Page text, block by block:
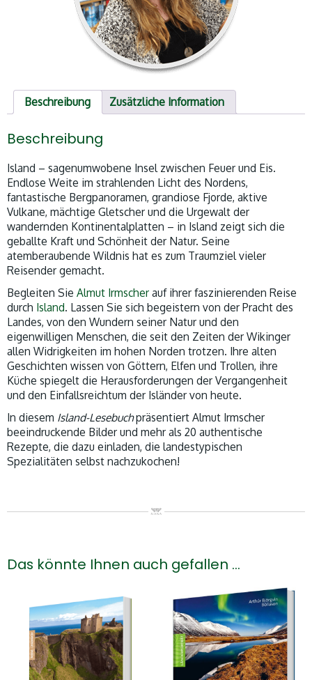
Beschreibung Zusätzliche Information
Beschreibung
Island – sagenumwobene Insel zwischen Feuer und Eis.
Endlose Weite im strahlenden Licht des Nordens,
fantastische Bergpanoramen, grandiose Fjorde, aktive
Vulkane, mächtige Gletscher und die Urgewalt der
wandernden Kontinentalplatten – in Island zeigt sich die
geballte Kraft und Schönheit der Natur. Seine
atemberaubende Wildnis hat es zum Traumziel vieler
Reisender gemacht.
Begleiten Sie Almut Irmscher auf ihrer faszinierenden Reise
durch Island. Lassen Sie sich begeistern von der Pracht des
Landes, von den Wundern seiner Natur und den
eigenwilligen Menschen, die seit den Zeiten der Wikinger
allen Widrigkeiten im hohen Norden trotzen. Ihre alten
Geschichten wissen von Göttern, Elfen und Trollen, ihre
Küche spiegelt die Herausforderungen der Vergangenheit
und den Einfallsreichtum der Isländer von heute.
In diesem Island-Lesebuchpräsentiert Almut Irmscher
beeindruckende Bilder und mehr als 20 authentische
Rezepte, die dazu einladen, die landestypischen
Spezialitäten selbst nachzukochen!
Das könnte Ihnen auch gefallen …